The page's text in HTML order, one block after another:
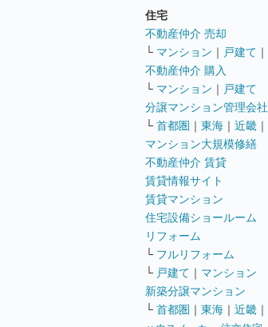
住宅
不動産仲介 売却
└ マンション ｜ 戸建て ｜
不動産仲介 購入
└ マンション ｜ 戸建て
分譲マンション管理会社
└ 首都圏 ｜ 東海 ｜ 近畿 ｜
マンション大規模修繕
不動産仲介 賃貸
賃貸情報サイト
賃貸マンション
住宅設備ショールーム
リフォーム
└ フルリフォーム
└ 戸建て ｜ マンション
新築分譲マンション
└ 首都圏 ｜ 東海 ｜ 近畿 ｜